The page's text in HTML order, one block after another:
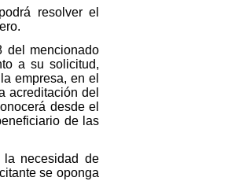
resolver el
del mencionado
a su solicitud,
empresa, en el
acreditación del
desde el
de las
la necesidad de
se oponga